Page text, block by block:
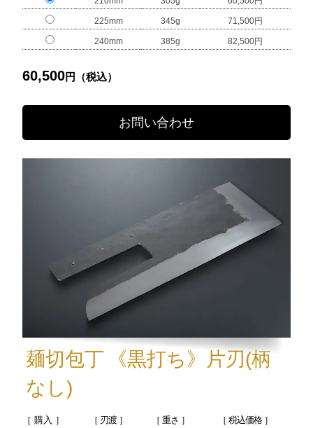
225mm 345g 71,500円
240mm 385g 82,500円
60,500円（税込）
お問い合わせ
麺切包丁 《黒打ち》
片刃(柄
なし)
［ 購入 ］ ［ 刃渡 ］ ［ 重さ ］ ［ 税込価格 ］